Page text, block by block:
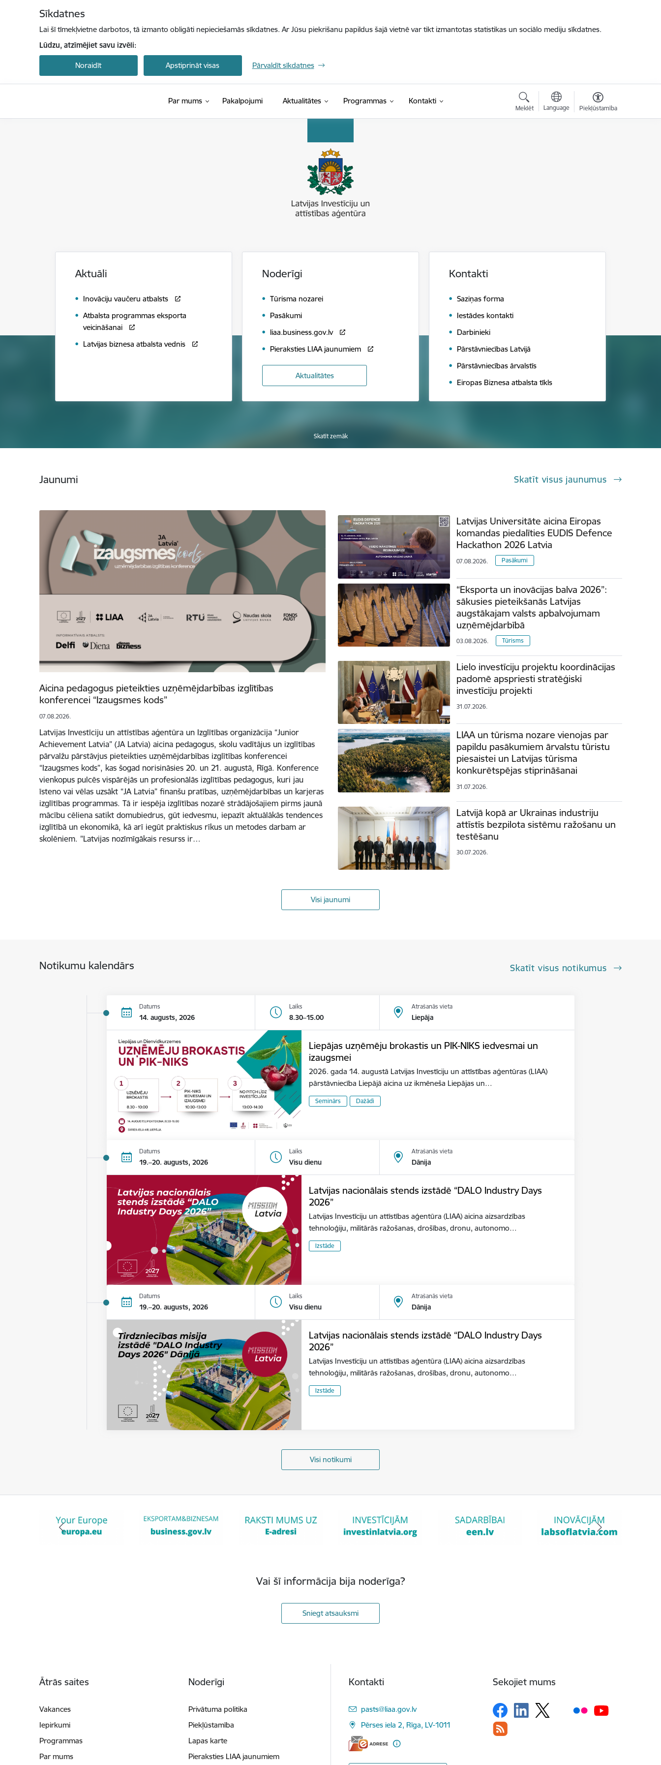
Sīkdatnes
Lai šī tīmekļvietne darbotos, tā izmanto obligāti nepieciešamās sīkdatnes. Ar Jūsu piekrišanu papildus šajā vietnē var tikt izmantotas statistikas un sociālo mediju sīkdatnes.
Lūdzu, atzīmējiet savu izvēli:
Noraidīt Apstiprināt visas Pārvaldīt sīkdatnes
Par mums Pakalpojumi Aktualitātes Programmas Kontakti
Meklēt Language Piekļūstamība
Aktuāli
Inovāciju vaučeru atbalsts
Atbalsta programmas eksporta
veicināšanai
Latvijas biznesa atbalsta vednis
Noderīgi
Tūrisma nozarei
Pasākumi
liaa.business.gov.lv
Pieraksties LIAA jaunumiem
Aktualitātes
Kontakti
Saziņas forma
Iestādes kontakti
Darbinieki
Pārstāvniecības Latvijā
Pārstāvniecības ārvalstīs
Eiropas Biznesa atbalsta tīkls
Skatīt zemāk
Jaunumi Skatīt visus jaunumus
Aicina pedagogus pieteikties uzņēmējdarbības izglītības
konferencei “Izaugsmes kods”
07.08.2026.
Latvijas Investīciju un attīstības aģentūra un Izglītības organizācija “Junior
Achievement Latvia” (JA Latvia) aicina pedagogus, skolu vadītājus un izglītības
pārvalžu pārstāvjus pieteikties uzņēmējdarbības izglītības konferencei
“Izaugsmes kods”, kas šogad norisināsies 20. un 21. augustā, Rīgā. Konference
vienkopus pulcēs vispārējās un profesionālās izglītības pedagogus, kuri jau
īsteno vai vēlas uzsākt “JA Latvia” finanšu pratības, uzņēmējdarbības un karjeras
izglītības programmas. Tā ir iespēja izglītības nozarē strādājošajiem pirms jaunā
mācību cēliena satikt domubiedrus, gūt iedvesmu, iepazīt aktuālākās tendences
izglītībā un ekonomikā, kā arī iegūt praktiskus rīkus un metodes darbam ar
skolēniem. "Latvijas nozīmīgākais resurss ir…
Latvijas Universitāte aicina Eiropas
komandas piedalīties EUDIS Defence
Hackathon 2026 Latvia
07.08.2026. Pasākumi
“Eksporta un inovācijas balva 2026”:
sākusies pieteikšanās Latvijas
augstākajam valsts apbalvojumam
uzņēmējdarbībā
03.08.2026. Tūrisms
Lielo investīciju projektu koordinācijas
padomē apspriesti stratēģiski
investīciju projekti
31.07.2026.
LIAA un tūrisma nozare vienojas par
papildu pasākumiem ārvalstu tūristu
piesaistei un Latvijas tūrisma
konkurētspējas stiprināšanai
31.07.2026.
Latvijā kopā ar Ukrainas industriju
attīstīs bezpilota sistēmu ražošanu un
testēšanu
30.07.2026.
Visi jaunumi
Notikumu kalendārs Skatīt visus notikumus
Datums
14. augusts, 2026
Laiks
8.30–15.00
Atrašanās vieta
Liepāja
Liepājas uzņēmēju brokastis un PIK-NIKS iedvesmai un
izaugsmei
2026. gada 14. augustā Latvijas Investīciju un attīstības aģentūras (LIAA)
pārstāvniecība Liepājā aicina uz ikmēneša Liepājas un…
Seminārs Dažādi
Datums
19.–20. augusts, 2026
Laiks
Visu dienu
Atrašanās vieta
Dānija
Latvijas nacionālais stends izstādē “DALO Industry Days
2026”
Latvijas Investīciju un attīstības aģentūra (LIAA) aicina aizsardzības
tehnoloģiju, militārās ražošanas, drošības, dronu, autonomo…
Izstāde
Datums
19.–20. augusts, 2026
Laiks
Visu dienu
Atrašanās vieta
Dānija
Latvijas nacionālais stends izstādē “DALO Industry Days
2026”
Latvijas Investīciju un attīstības aģentūra (LIAA) aicina aizsardzības
tehnoloģiju, militārās ražošanas, drošības, dronu, autonomo…
Izstāde
Visi notikumi
Vai šī informācija bija noderīga?
Sniegt atsauksmi
Ātrās saites
Vakances
Iepirkumi
Programmas
Par mums
Noderīgi
Privātuma politika
Piekļūstamība
Lapas karte
Pieraksties LIAA jaunumiem
Kontakti
E-pasts:
pasts@liaa.gov.lv
Pērses iela 2, Rīga, LV-1011
Sekojiet mums